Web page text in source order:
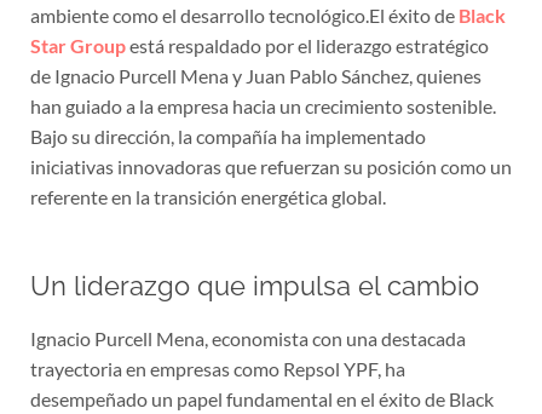
ambiente como el desarrollo tecnológico.El éxito de Black
Star Groupestá respaldado por el liderazgo estratégico
de Ignacio Purcell Mena y Juan Pablo Sánchez, quienes
han guiado a la empresa hacia un crecimiento sostenible.
Bajo su dirección, la compañía ha implementado
iniciativas innovadoras que refuerzan su posición como un
referente en la transición energética global.
Un liderazgo que impulsa el cambio
Ignacio Purcell Mena, economista con una destacada
trayectoria en empresas como Repsol YPF, ha
desempeñado un papel fundamental en el éxito de Black